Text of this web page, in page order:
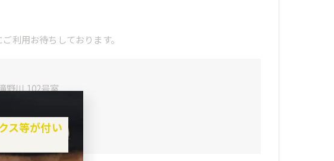
利用お待ちしております。
野川 102号室
ス等が付い